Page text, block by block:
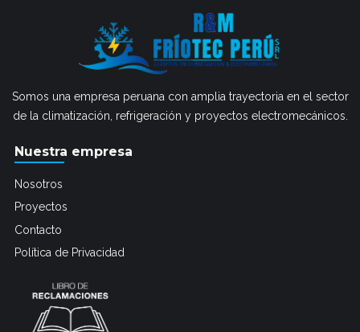
Somos una empresa peruana con amplia trayectoria en el sector
de la climatización, refrigeración y proyectos electromecánicos.
Nuestra empresa
Nosotros
Proyectos
Contacto
Política de Privacidad